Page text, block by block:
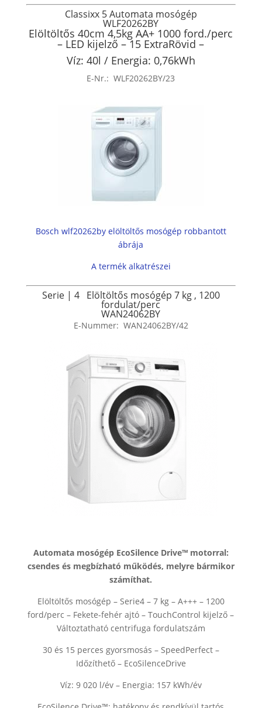
Classixx 5Automata mosógép
WLF20262BY
Elöltöltős 40cm 4,5kg AA+ 1000 ford./perc
– LED kijelző – 15 ExtraRövid –
Víz: 40l / Energia: 0,76kWh
E-Nr.: WLF20262BY/23
Bosch wlf20262by elöltöltős mosógép robbantott
ábrája
A termék alkatrészei
Serie | 4 Elöltöltős mosógép 7 kg, 1200
fordulat/perc
WAN24062BY
E-Nummer: WAN24062BY/42
Automata mosógép EcoSilence Drive™ motorral:
csendes és megbízható működés, melyre bármikor
számíthat.
Elöltöltős mosógép – Serie4 – 7 kg – A+++ – 1200
ford/perc – Fekete-fehér ajtó – TouchControl kijelző –
Változtatható centrifuga fordulatszám
30 és 15 perces gyorsmosás – SpeedPerfect –
Időzíthető – EcoSilenceDrive
Víz: 9 020 l/év – Energia: 157 kWh/év